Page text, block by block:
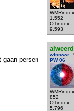
1.552
OTindex:
9.593
winnaar
PW 06
852
OTindex:
5.796
gaan persen